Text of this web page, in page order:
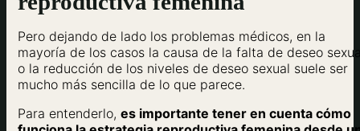
Pero dejando de lado los problemas médicos, en la
mayoría de los casos la causa de la falta de deseo
o la reducción de los niveles de deseo sexual suele ser
mucho más sencilla de lo que parece.
Para entenderlo, es importante tener en cuenta cómo